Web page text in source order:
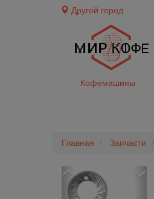
Другой город
Кофемашины
Главная Запчасти
Previous